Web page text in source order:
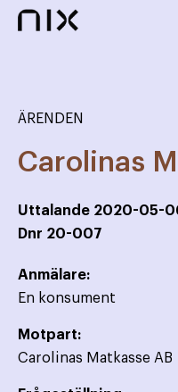
ÄRENDEN
Carolinas
Uttalande 2020-05-
Dnr 20-007
Anmälare:
En konsument
Motpart:
Carolinas Matkasse AB